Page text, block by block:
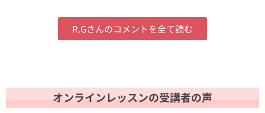
R.Gさんのコメントを全て読む
オンラインレッスンの受講者の声